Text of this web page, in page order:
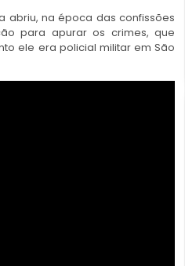
abriu, na época das confissões
para apurar os crimes, que
ele era policial militar em São